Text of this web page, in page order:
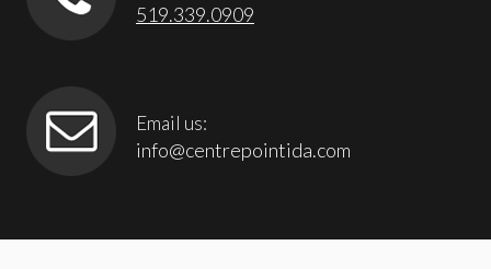
519.339.0909
Email us:
info@centrepointida.com